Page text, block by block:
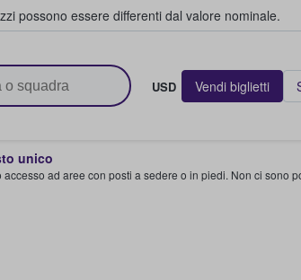
possono essere differenti dal valore nominale.
USD Vendi biglietti
unico
accesso ad aree con posti a sedere o in piedi. Non ci sono